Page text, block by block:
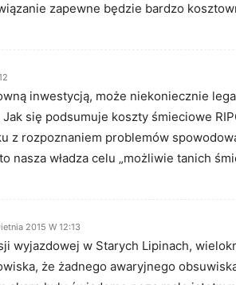
zapewne będzie bardzo
inwestycją, może niekoniecznie
się podsumuje koszty śmieciowe
z rozpoznaniem problemów
nasza władza celu „możliwie tanich
2015 W 12:13
wyjazdowej w Starych Lipinach,
że żadnego awaryjnego